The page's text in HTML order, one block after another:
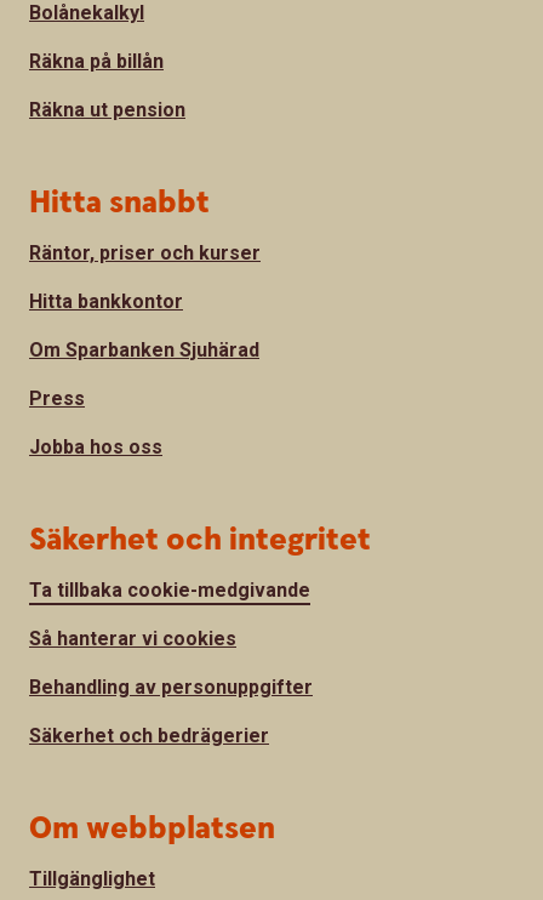
Bolånekalkyl
Räkna på billån
Räkna ut pension
Hitta snabbt
Räntor, priser och kurser
Hitta bankkontor
Om Sparbanken Sjuhärad
Press
Jobba hos oss
Säkerhet och integritet
Ta tillbaka cookie-medgivande
Så hanterar vi cookies
Behandling av personuppgifter
Säkerhet och bedrägerier
Om webbplatsen
Tillgänglighet